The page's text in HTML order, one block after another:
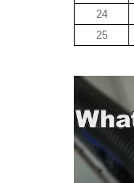
24
25